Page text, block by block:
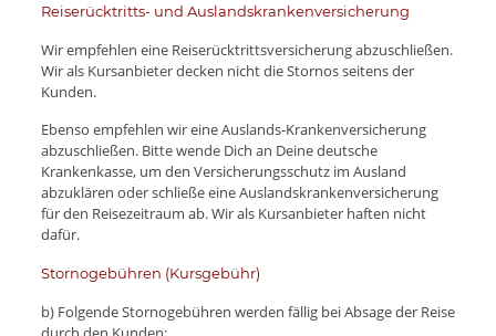
Reiserücktritts- und Auslandskrankenversicherung
Wir empfehlen eine Reiserücktrittsversicherung abzuschließen.
Wir als Kursanbieter decken nicht die Stornos seitens der
Kunden.
Ebenso empfehlen wir eine Auslands-Krankenversicherung
abzuschließen. Bitte wende Dich an Deine deutsche
Krankenkasse, um den Versicherungsschutz im Ausland
abzuklären oder schließe eine Auslandskrankenversicherung
für den Reisezeitraum ab. Wir als Kursanbieter haften nicht
dafür.
Stornogebühren (Kursgebühr)
b) Folgende Stornogebühren werden fällig bei Absage der Reise